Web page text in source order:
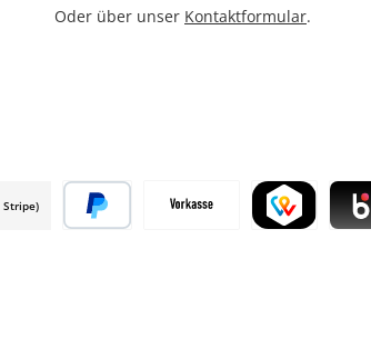
Oder über unser Kontaktformular.
Stripe)